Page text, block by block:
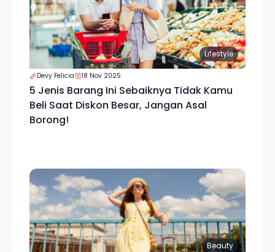
Lifestyle
Devy Felicia 18 Nov 2025
5 Jenis Barang Ini Sebaiknya Tidak Kamu
Beli Saat Diskon Besar, Jangan Asal
Borong!
Beauty